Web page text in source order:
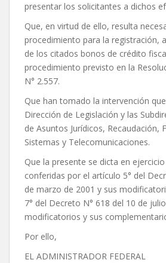
presentar los solicitantes a dichos
Que, en virtud de ello, resulta
procedimiento para la registración,
de los citados bonos de crédito
procedimiento previsto en la
N° 2.557.
Que han tomado la intervención
Dirección de Legislación y las
de Asuntos Jurídicos, Recaudación,
Sistemas y Telecomunicaciones.
Que la presente se dicta en
conferidas por el artículo 5° del
de marzo de 2001 y sus
7° del Decreto N° 618 del 10 de
modificatorios y sus
Por ello,
EL ADMINISTRADOR FEDERAL